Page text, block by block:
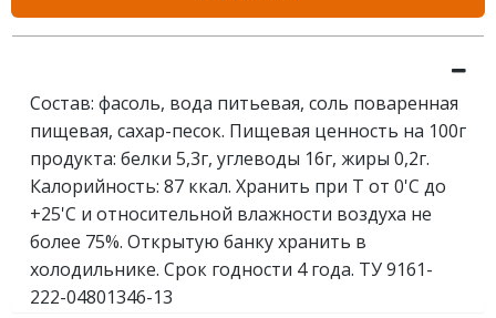
Состав: фасоль, вода питьевая, соль поваренная
пищевая, сахар-песок. Пищевая ценность на 100г
продукта: белки 5,3г, углеводы 16г, жиры 0,2г.
Калорийность: 87 ккал. Хранить при Т от 0'C до
+25'C и относительной влажности воздуха не
более 75%. Открытую банку хранить в
холодильнике. Срок годности 4 года. ТУ 9161-
222-04801346-13